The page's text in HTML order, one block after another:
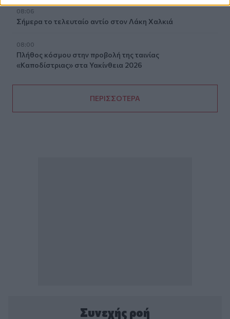
08:06
Σήμερα το τελευταίο αντίο στον Λάκη Χαλκιά
08:00
Πλήθος κόσμου στην προβολή της ταινίας
«Καποδίστριας» στα Υακίνθεια 2026
ΠΕΡΙΣΣΟΤΕΡΑ
Συνεχής ροή